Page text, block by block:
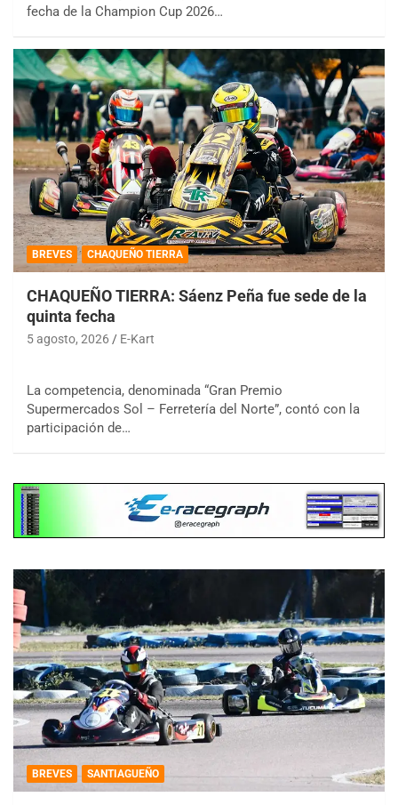
fecha de la Champion Cup 2026…
BREVES CHAQUEÑO TIERRA
CHAQUEÑO TIERRA: Sáenz Peña fue sede de la
quinta fecha
5 agosto, 2026 E-Kart
La competencia, denominada “Gran Premio
Supermercados Sol – Ferretería del Norte”, contó con la
participación de…
BREVES SANTIAGUEÑO